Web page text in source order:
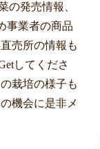
の発売情報、
事業者の商品
売所の情報も
してくださ
栽培の様子も
機会に是非メ